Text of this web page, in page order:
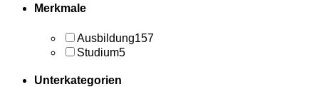
Merkmale
Ausbildung157
Studium5
Unterkategorien